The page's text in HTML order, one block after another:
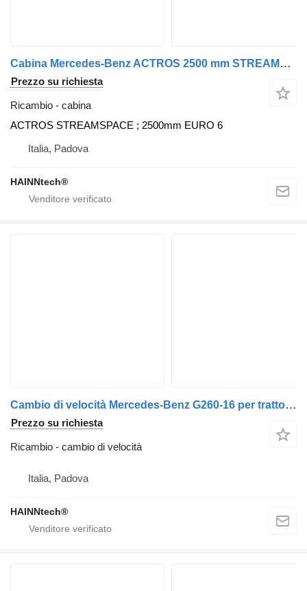
Cabina Mercedes-Benz ACTROS 2500 mm STREAMSPACE per trattore stradale Mercedes-Benz MP4 EURO 6
Prezzo su richiesta
Ricambio - cabina
ACTROS STREAMSPACE ; 2500mm EURO 6
Italia, Padova
HAINNtech®
Cambio di velocità Mercedes-Benz G260-16 per trattore stradale Mercedes-Benz ACTROS AROCS AXOR
Prezzo su richiesta
Ricambio - cambio di velocità
Italia, Padova
HAINNtech®